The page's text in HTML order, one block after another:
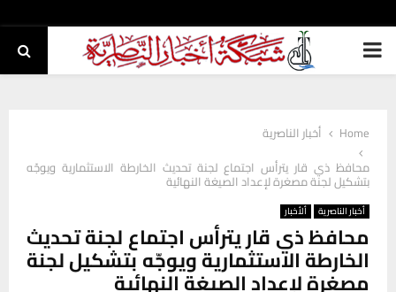
PRIMARY
Home
أخبار الناصرية
محافظ ذي قار يترأس اجتماع لجنة تحديث الخارطة الاستثمارية ويوجّه
بتشكيل لجنة مصغرة لإعداد الصيغة النهائية
أخبار الناصرية ألأخبار
محافظ ذي قار يترأس اجتماع لجنة تحديث
الخارطة الاستثمارية ويوجّه بتشكيل لجنة
مصغرة لإعداد الصيغة النهائية